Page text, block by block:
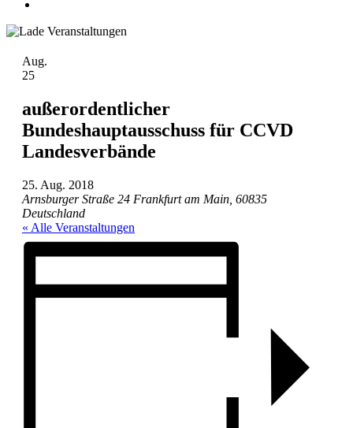
Aug.
25
außerordentlicher
Bundeshauptausschuss für CCVD
Landesverbände
25. Aug. 2018
Arnsburger Straße 24 Frankfurt am Main 60835
Deutschland
« Alle Veranstaltungen